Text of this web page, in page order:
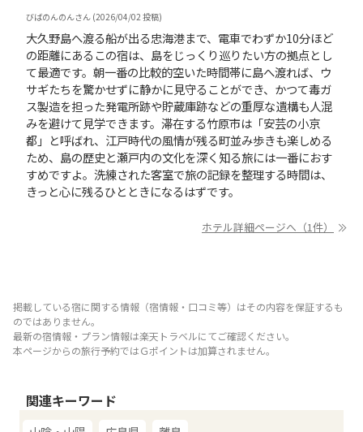
びばのんのんさん (2026/04/02 投稿)
大久野島へ渡る船が出る忠海港まで、電車でわずか10分ほど
の距離にあるこの宿は、島をじっくり巡りたい方の拠点とし
て最適です。朝一番の比較的空いた時間帯に島へ渡れば、ウ
サギたちを驚かせずに静かに見守ることができ、かつて毒ガ
ス製造を担った発電所跡や貯蔵庫跡などの重厚な遺構も人混
みを避けて見学できます。滞在する竹原市は「安芸の小京
都」と呼ばれ、江戸時代の風情が残る町並み歩きも楽しめる
ため、島の歴史と瀬戸内の文化を深く知る旅には一番におす
すめですよ。洗練された客室で旅の記録を整理する時間は、
きっと心に残るひとときになるはずです。
ホテル詳細ページへ（1件）
掲載している宿に関する情報（宿情報・口コミ等）はその内容を保証するも
のではありません。
最新の宿情報・プラン情報は楽天トラベルにてご確認ください。
本ページからの旅行予約ではＧポイントは加算されません。
関連キーワード